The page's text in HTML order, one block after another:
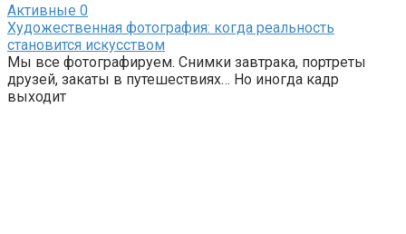
Активные 0
Художественная фотография: когда реальность
становится искусством
Мы все фотографируем. Снимки завтрака, портреты
друзей, закаты в путешествиях… Но иногда кадр
выходит